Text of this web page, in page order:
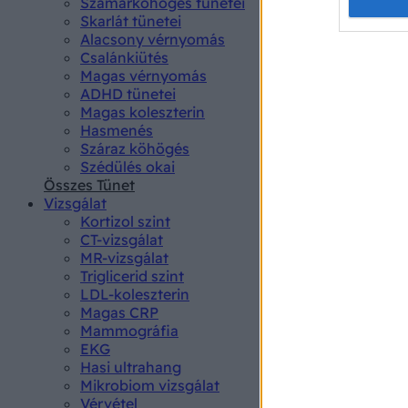
Skarlát tünetei
Alacsony vérnyomás
Csalánkiütés
Magas vérnyomás
ADHD tünetei
Magas koleszterin
Hasmenés
Száraz köhögés
Szédülés okai
Összes Tünet
Vizsgálat
Kortizol szint
CT-vizsgálat
MR-vizsgálat
Triglicerid szint
LDL-koleszterin
Magas CRP
Mammográfia
EKG
Hasi ultrahang
Mikrobiom vizsgálat
Vérvétel